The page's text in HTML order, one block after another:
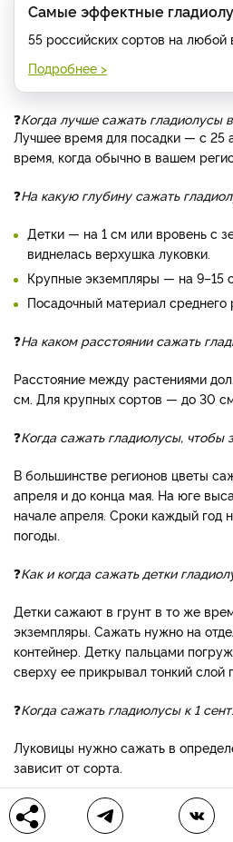
Самые эффектные
55 российских сортов на любой
Подробнее >
❓Когда лучше сажать гладиолусы
Лучшее время для посадки — с 25
время, когда обычно в вашем
❓На какую глубину сажать
Детки — на 1 см или вровень с
виднелась верхушка луковки.
Крупные экземпляры — на 9–15
Посадочный материал
❓На каком расстоянии сажать
Расстояние между растениями
см. Для крупных сортов — до 30
❓Когда сажать гладиолусы, чтобы
В большинстве регионов цветы
апреля и до конца мая. На юге
начале апреля. Сроки каждый год
погоды.
❓Как и когда сажать детки
Детки сажают в грунт в то же
экземпляры. Сажать нужно на
контейнер. Детку пальцами
сверху ее прикрывал тонкий слой
❓Когда сажать гладиолусы к 1
Луковицы нужно сажать в
зависит от сорта.
Суперранние
после